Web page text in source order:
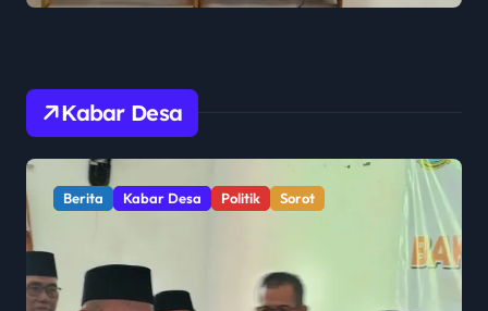
Kabar Desa
Berita Kabar Desa Politik Sorot